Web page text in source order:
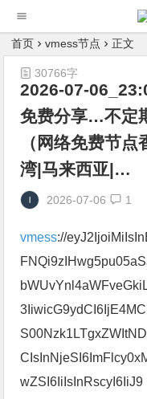
首页 vmess节点 正文
2026-07-
免费分享…不定
（网络免费节
湾|马来西亚|…
2026-07-06 1
30766字
vmess://
wZSI6IiIsInRscyI6IiJ9